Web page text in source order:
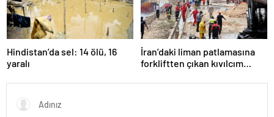
Hindistan’da sel: 14 ölü, 16
yaralı
İran’daki liman patlamasına
forkliftten çıkan kıvılcım